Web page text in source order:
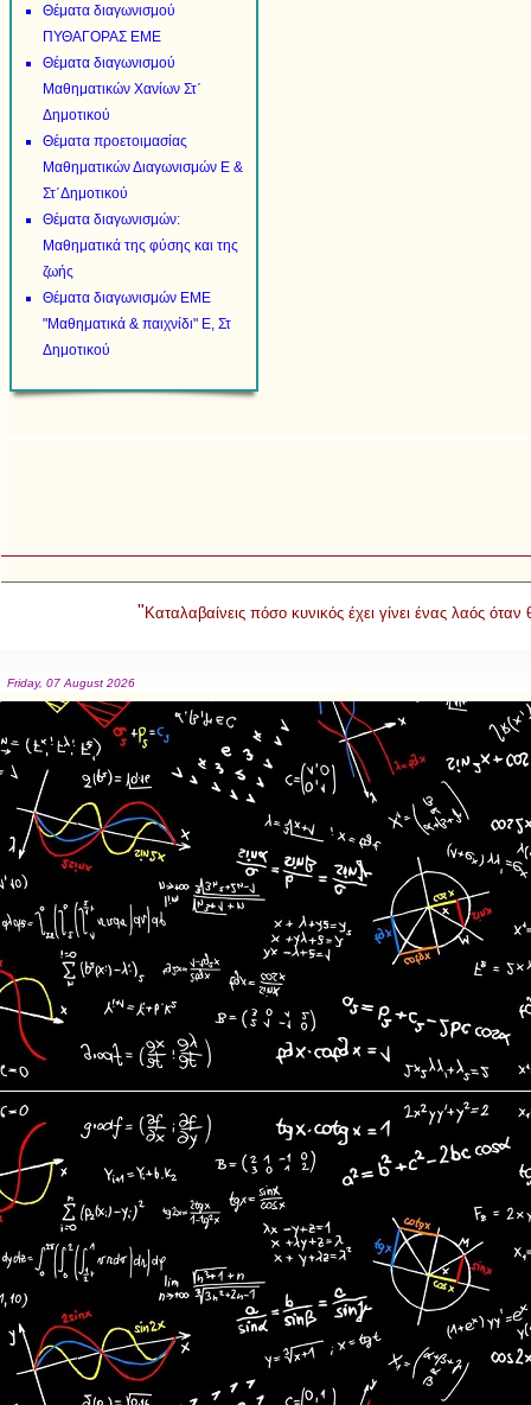
Θέματα διαγωνισμού
ΠΥΘΑΓΟΡΑΣ ΕΜΕ
Θέματα διαγωνισμού
Μαθηματικών Χανίων Στ΄
Δημοτικού
Θέματα προετοιμασίας
Μαθηματικών Διαγωνισμών Ε &
Στ΄Δημοτικού
Θέματα διαγωνισμών:
Μαθηματικά της φύσης και της
ζωής
Θέματα διαγωνισμών ΕΜΕ
"Μαθηματικά & παιχνίδι" Ε, Στ
Δημοτικού
" Καταλαβαίνεις πόσο κυνικός έχει γίνει ένας λαός
Friday, 07 August 2026